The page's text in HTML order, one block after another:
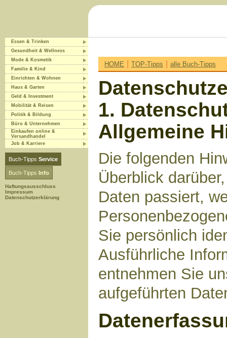
Essen & Trinken
Gesundheit & Wellness
Mode & Kosmetik
Familie & Kind
Einrichten & Wohnen
Haus & Garten
Geld & Investment
Mobilität & Reisen
Politik & Bildung
Büro & Unternehmen
Einkaufen online &
Versandhandel
Job & Karriere
Buch-Tipps Service
Buch-Tipps Info
Haftungsausschluss
Impressum
Datenschutzerklärung
HOME | TOP-Tipps | alle Buch-Tipps
1.
Allgemeine
Die folgenden
Überblick
Daten passiert,
Sie persönlich
Ausführliche
entnehmen Sie
aufgeführten